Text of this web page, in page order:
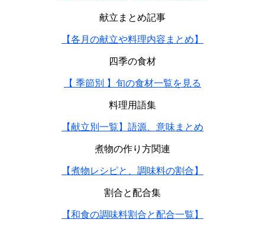
献立まとめ記事
【各月の献立や料理内容まとめ】
四季の食材
【 季節別 】旬の食材一覧を見る
料理用語集
【献立別一覧】語源、意味まとめ
煮物の作り方関連
【煮物レシピと、調味料の割合】
割合と配合集
【和食の調味料割合と配合一覧】